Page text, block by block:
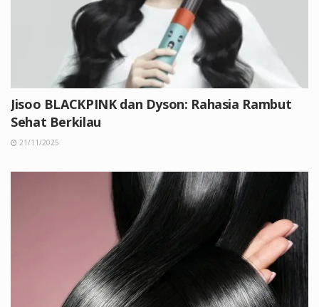
Jisoo BLACKPINK dan Dyson: Rahasia Rambut
Sehat Berkilau
21/11/2025